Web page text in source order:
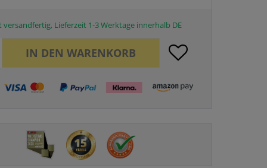
versandfertig, Lieferzeit 1-3 Werktage innerhalb DE
IN DEN WARENKORB